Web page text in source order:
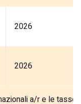
2026
2026
a/r e le